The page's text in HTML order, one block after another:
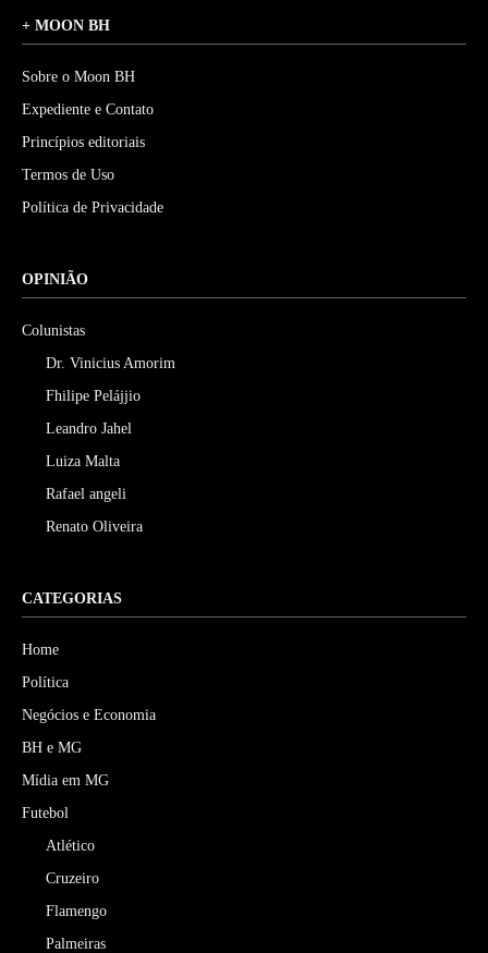
+ MOON BH
Sobre o Moon BH
Expediente e Contato
Princípios editoriais
Termos de Uso
Política de Privacidade
OPINIÃO
Colunistas
Dr. Vinicius Amorim
Fhilipe Pelájjio
Leandro Jahel
Luiza Malta
Rafael angeli
Renato Oliveira
CATEGORIAS
Home
Política
Negócios e Economia
BH e MG
Mídia em MG
Futebol
Atlético
Cruzeiro
Flamengo
Palmeiras